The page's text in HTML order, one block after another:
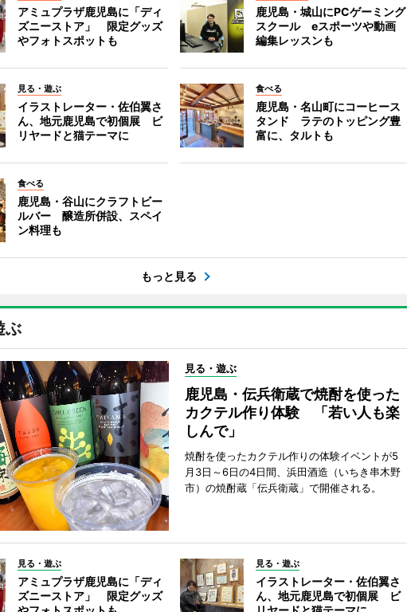
アミュプラザ鹿児島に「ディ
ズニーストア」 限定グッズ
やフォトスポットも
鹿児島・城山にPCゲーミング
スクール eスポーツや動画
編集レッスンも
見る・遊ぶ
イラストレーター・佐伯翼さ
ん、地元鹿児島で初個展 ビ
リヤードと猫テーマに
食べる
鹿児島・名山町にコーヒース
タンド ラテのトッピング豊
富に、タルトも
食べる
鹿児島・谷山にクラフトビー
ルバー 醸造所併設、スペイ
ン料理も
もっと見る
ぶ
見る・遊ぶ
鹿児島・伝兵衛蔵で焼酎を使った
カクテル作り体験 「若い人も楽
しんで」
焼酎を使ったカクテル作りの体験イベントが5
月3日～6日の4日間、浜田酒造（いちき串木野
市）の焼酎蔵「伝兵衛蔵」で開催される。
見る・遊ぶ
アミュプラザ鹿児島に「ディ
ズニーストア」 限定グッズ
見る・遊ぶ
イラストレーター・佐伯翼さ
ん、地元鹿児島で初個展 ビ